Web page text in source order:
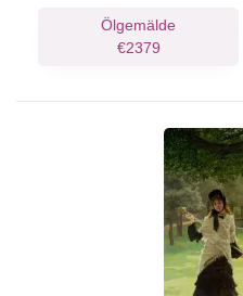
Ölgemälde
€2379